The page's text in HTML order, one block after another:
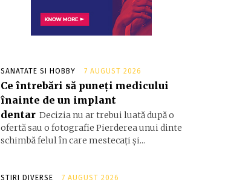
SANATATE SI HOBBY 7 AUGUST 2026
Ce întrebări să puneți medicului
înainte de un implant
dentar Decizia nu ar trebui luată după o
ofertă sau o fotografie Pierderea unui dinte
schimbă felul în care mestecați și...
STIRI DIVERSE 7 AUGUST 2026